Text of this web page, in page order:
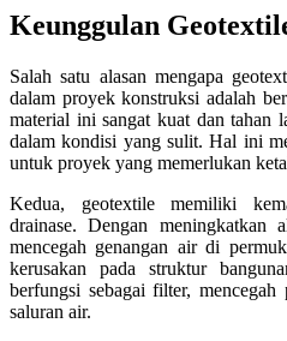
Keunggulan
Salah satu alasan mengapa
dalam proyek konstruksi adalah
material ini sangat kuat dan tahan
dalam kondisi yang sulit. Hal ini
untuk proyek yang memerlukan
Kedua, geotextile memiliki
drainase. Dengan meningkatkan
mencegah genangan air di
kerusakan pada struktur
berfungsi sebagai filter,
saluran air.